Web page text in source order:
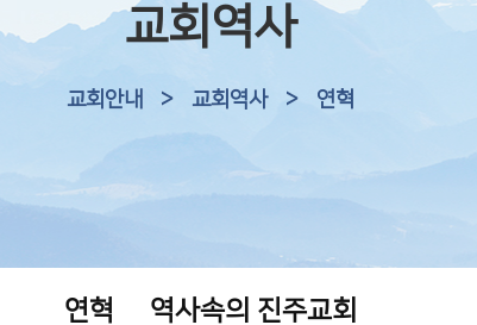
교회역사
교회안내 > 교회역사 > 연혁
연혁 역사속의 진주교회